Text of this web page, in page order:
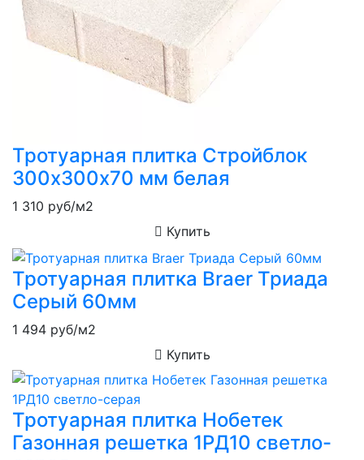
Тротуарная плитка Стройблок
300х300х70 мм белая
1 310 руб/м2
Купить
Тротуарная плитка Braer Триада
Серый 60мм
1 494 руб/м2
Купить
Тротуарная плитка Нобетек
Газонная решетка 1РД10 светло-